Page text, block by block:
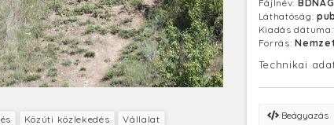
Közúti közlekedés
Vállalat
Fájlnév:
Láthatóság:
Kiadás dátuma:
Forrás:
Technikai
Beágyazás